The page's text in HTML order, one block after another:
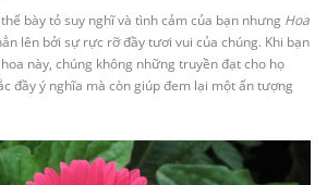
bày tỏ suy nghĩ và tình cảm của bạn nhưng Hoa
lên bởi sự rực rỡ đầy tươi vui của chúng. Khi bạn
này, chúng không những truyền đạt cho họ
đầy ý nghĩa mà còn giúp đem lại một ấn tượng